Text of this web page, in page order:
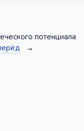
потенциала
→